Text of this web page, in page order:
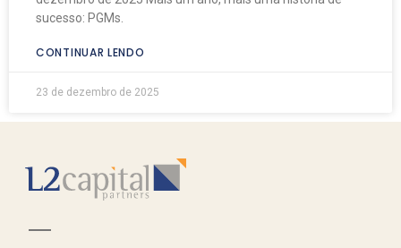
sucesso: PGMs.
CONTINUAR LENDO
23 de dezembro de 2025